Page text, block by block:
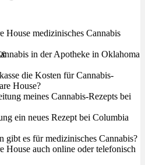
House medizinisches Cannabis
in der Apotheke in Oklahoma
die Kosten für Cannabis-
House?
meines Cannabis-Rezepts bei
ein neues Rezept bei Columbia
gibt es für medizinisches Cannabis?
House auch online oder telefonisch